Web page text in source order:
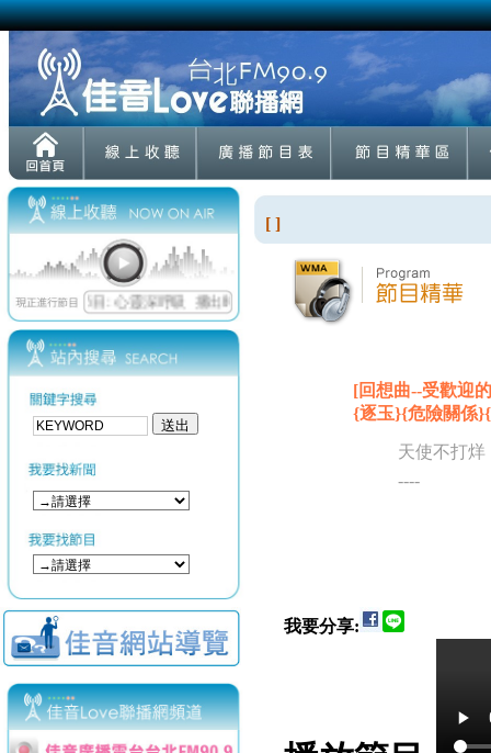
[ ]
[回想曲--受歡迎
{逐玉}{危險關係}{
天使不打烊
----
我要分享: